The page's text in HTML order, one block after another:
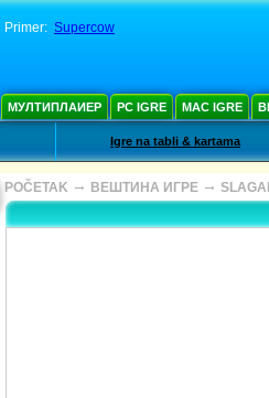
Primer: Supercow
МУЛТИПЛАИЕР PC IGRE MAC IGRE
Igre na tabli & kartama
POČETAK → ВЕШТИНА ИГРЕ →